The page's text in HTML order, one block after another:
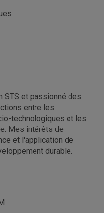
STS et passionné des
entre les
technologiques et les
Mes intérêts de
et l'application de
durable.